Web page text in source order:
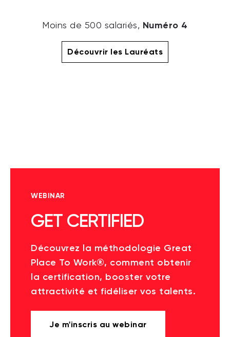
Moins de 500 salariés, Numéro 4
Découvrir les Lauréats
WEBINAR
GET CERTIFIED
Découvrez la méthodologie Great
Place To Work®, comment obtenir
la certification, booster votre
attractivité et fidéliser vos talents.
Je m'inscris au webinar